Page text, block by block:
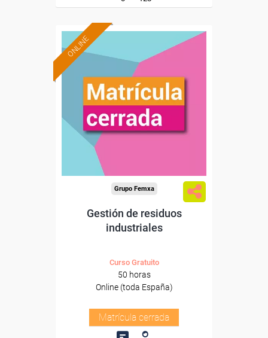
ONLINE
Grupo Femxa
Gestión de residuos
industriales
Curso Gratuito
50 horas
Online (toda España)
Matrícula cerrada